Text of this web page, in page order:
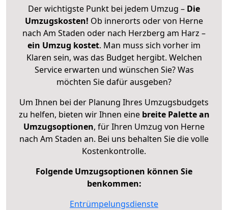
Der wichtigste Punkt bei jedem Umzug – Die
Umzugskosten! Ob innerorts oder von Herne
nach Am Staden oder nach Herzberg am Harz –
ein Umzug kostet. Man muss sich vorher im
Klaren sein, was das Budget hergibt. Welchen
Service erwarten und wünschen Sie? Was
möchten Sie dafür ausgeben?
Um Ihnen bei der Planung Ihres Umzugsbudgets
zu helfen, bieten wir Ihnen eine breite Palette an
Umzugsoptionen, für Ihren Umzug von Herne
nach Am Staden an. Bei uns behalten Sie die volle
Kostenkontrolle.
Folgende Umzugsoptionen können Sie
benkommen:
Entrümpelungsdienste